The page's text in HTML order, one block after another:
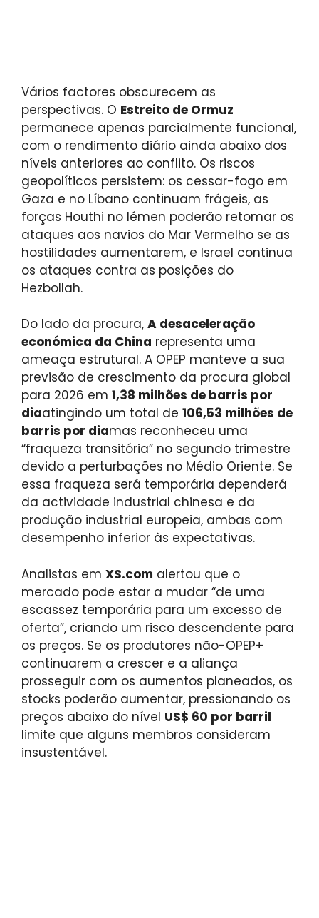
Vários factores obscurecem as
perspectivas. O Estreito de Ormuz
permanece apenas parcialmente funcional,
com o rendimento diário ainda abaixo dos
níveis anteriores ao conflito. Os riscos
geopolíticos persistem: os cessar-fogo em
Gaza e no Líbano continuam frágeis, as
forças Houthi no Iémen poderão retomar os
ataques aos navios do Mar Vermelho se as
hostilidades aumentarem, e Israel continua
os ataques contra as posições do
Hezbollah.
Do lado da procura, A desaceleração
económica da China representa uma
ameaça estrutural. A OPEP manteve a sua
previsão de crescimento da procura global
para 2026 em 1,38 milhões de barris por
diaatingindo um total de 106,53 milhões de
barris por diamas reconheceu uma
“fraqueza transitória” no segundo trimestre
devido a perturbações no Médio Oriente. Se
essa fraqueza será temporária dependerá
da actividade industrial chinesa e da
produção industrial europeia, ambas com
desempenho inferior às expectativas.
Analistas em XS.com alertou que o
mercado pode estar a mudar “de uma
escassez temporária para um excesso de
oferta”, criando um risco descendente para
os preços. Se os produtores não-OPEP+
continuarem a crescer e a aliança
prosseguir com os aumentos planeados, os
stocks poderão aumentar, pressionando os
preços abaixo do nível US$ 60 por barril
limite que alguns membros consideram
insustentável.